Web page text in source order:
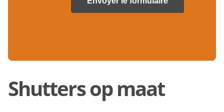
Shutters op maat